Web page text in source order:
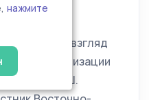
Б. Научный взгляд
этап модернизации
Д. Ш.
нажмите